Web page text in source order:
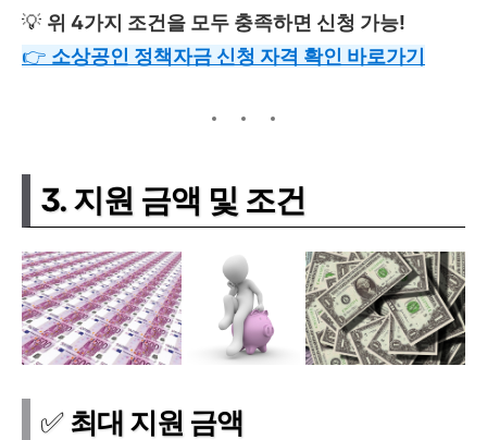
💡 위 4가지 조건을 모두 충족하면 신청 가능!
👉 소상공인 정책자금 신청 자격 확인 바로가기
3. 지원 금액 및 조건
✅ 최대 지원 금액